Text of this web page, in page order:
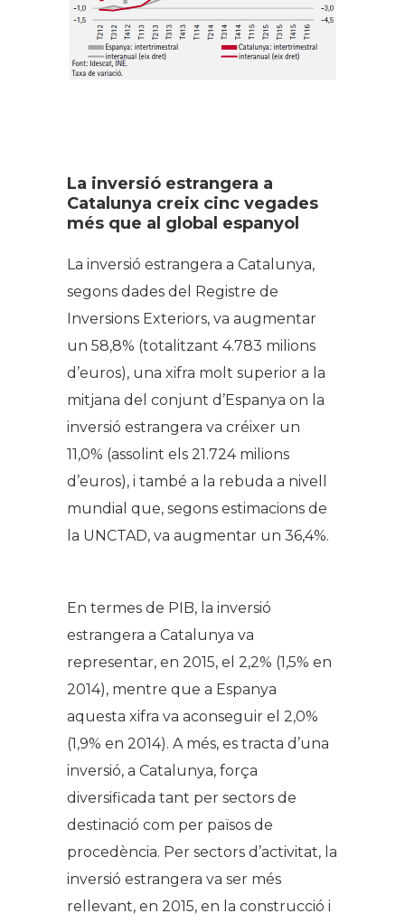
La inversió estrangera a
Catalunya creix cinc vegades
més que al global espanyol
La inversió estrangera a Catalunya,
segons dades del Registre de
Inversions Exteriors, va augmentar
un 58,8% (totalitzant 4.783 milions
d’euros), una xifra molt superior a la
mitjana del conjunt d’Espanya on la
inversió estrangera va créixer un
11,0% (assolint els 21.724 milions
d’euros), i també a la rebuda a nivell
mundial que, segons estimacions de
la UNCTAD, va augmentar un 36,4%.
En termes de PIB, la inversió
estrangera a Catalunya va
representar, en 2015, el 2,2% (1,5% en
2014), mentre que a Espanya
aquesta xifra va aconseguir el 2,0%
(1,9% en 2014). A més, es tracta d’una
inversió, a Catalunya, força
diversificada tant per sectors de
destinació com per països de
procedència. Per sectors d’activitat, la
inversió estrangera va ser més
rellevant, en 2015, en la construcció i